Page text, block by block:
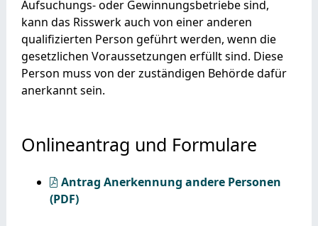
Aufsuchungs- oder Gewinnungsbetriebe sind,
kann das Risswerk auch von einer anderen
qualifizierten Person geführt werden, wenn die
gesetzlichen Voraussetzungen erfüllt sind. Diese
Person muss von der zuständigen Behörde dafür
anerkannt sein.
Onlineantrag und Formulare
Antrag Anerkennung andere Personen
(PDF)